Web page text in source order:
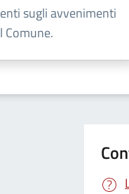
sugli avvenimenti
Comune.